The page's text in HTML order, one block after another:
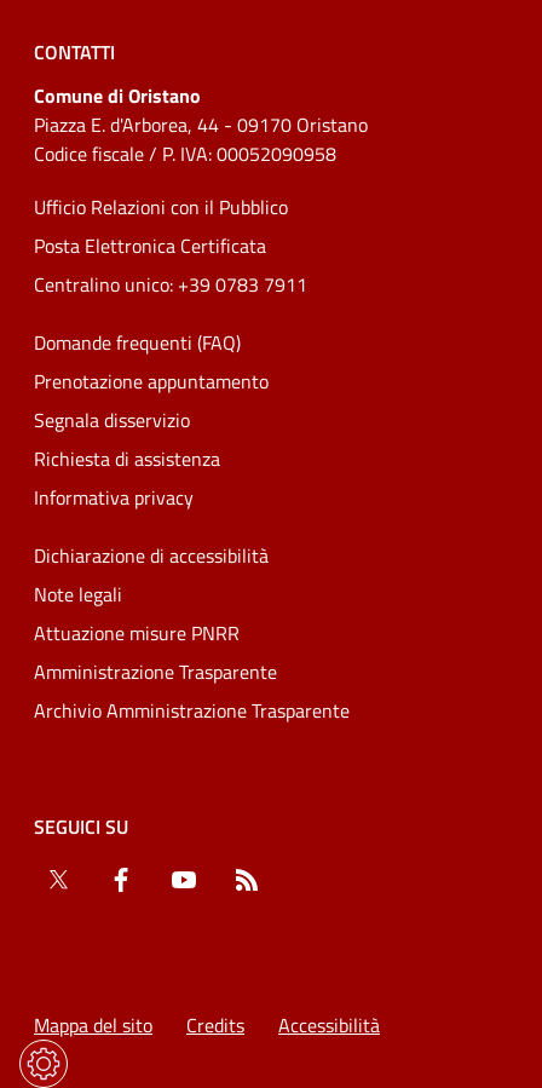
CONTATTI
Comune di Oristano
Piazza E. d'Arborea, 44 - 09170 Oristano
Codice fiscale / P. IVA: 00052090958
Ufficio Relazioni con il Pubblico
Posta Elettronica Certificata
Centralino unico: +39 0783 7911
Domande frequenti (FAQ)
Prenotazione appuntamento
Segnala disservizio
Richiesta di assistenza
Informativa privacy
Dichiarazione di accessibilità
Note legali
Attuazione misure PNRR
Amministrazione Trasparente
Archivio Amministrazione Trasparente
SEGUICI SU
Twitter
Facebook YouTube
Mappa del sito Credits Accessibilità